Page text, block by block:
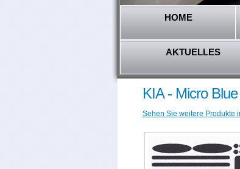
HOME
AKTUELLES
KIA - Micro
Sehen Sie weitere Produkte